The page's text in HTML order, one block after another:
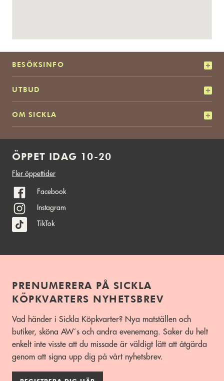
BESÖKSINFO
UTBUD
OM SICKLA
ÖPPET IDAG 10-20
Fler öppettider
Facebook
Instagram
TikTok
PRENUMERERA PÅ SICKLA
KÖPKVARTERS NYHETSBREV
Vad händer i Sickla Köpkvarter? Nya matställen och
butiker, sköna AW´s och andra evenemang. Saker du helt
enkelt inte visste att du missade är väldigt lätt att åtgärda
genom att signa upp dig på vårt nyhetsbrev.